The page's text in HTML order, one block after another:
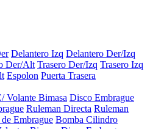
Delantero Izq Delantero Der/Izq
Der/Alt Trasero Der/Izq Trasero Izq
Espolon Puerta Trasera
Volante Bimasa Disco Embrague
Ruleman Directa Ruleman
Embrague Bomba Cilindro